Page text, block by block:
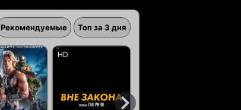
Рекомендуемые Топ за 3 дня